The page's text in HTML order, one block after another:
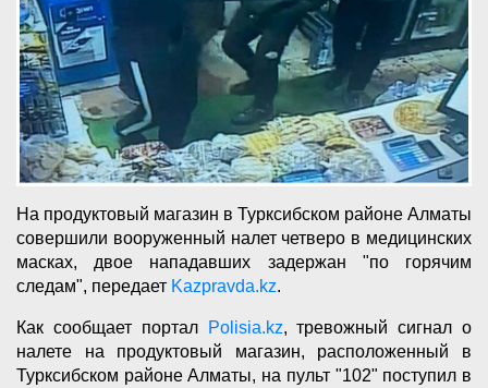
На продуктовый магазин в Турксибском районе Алматы
совершили вооруженный налет четверо в медицинских
масках, двое нападавших задержан "по горячим
следам", передает Kazpravda.kz.
Как сообщает портал Polisia.kz, тревожный сигнал о
налете на продуктовый магазин, расположенный в
Турксибском районе Алматы, на пульт "102" поступил в